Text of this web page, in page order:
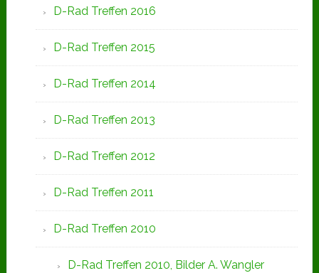
D-Rad Treffen 2016
D-Rad Treffen 2015
D-Rad Treffen 2014
D-Rad Treffen 2013
D-Rad Treffen 2012
D-Rad Treffen 2011
D-Rad Treffen 2010
D-Rad Treffen 2010, Bilder A. Wangler